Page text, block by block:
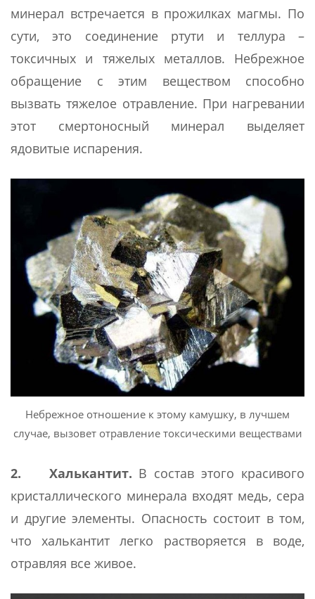
минерал встречается в прожилках магмы. По
сути, это соединение ртути и теллура –
токсичных и тяжелых металлов. Небрежное
обращение с этим веществом способно
вызвать тяжелое отравление. При нагревании
этот смертоносный минерал выделяет
ядовитые испарения.
Небрежное отношение к этому камушку, в лучшем
случае, вызовет отравление токсическими веществами
2. Халькантит. В состав этого красивого
кристаллического минерала входят медь, сера
и другие элементы. Опасность состоит в том,
что халькантит легко растворяется в воде,
отравляя все живое.